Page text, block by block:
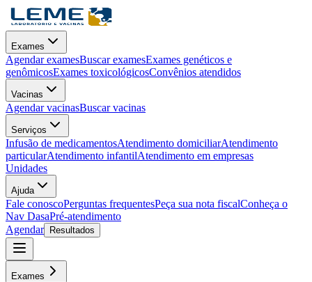
Exames
Agendar examesBuscar examesExames genéticos e
genômicosExames toxicológicosConvênios atendidos
Vacinas
Agendar vacinasBuscar vacinas
Serviços
Infusão de medicamentosAtendimento domiciliarAtendimento
particularAtendimento infantilAtendimento em empresas
Unidades
Ajuda
Fale conoscoPerguntas frequentesPeça sua nota fiscalConheça o
Nav DasaPré-atendimento
Agendar
Resultados
Exames